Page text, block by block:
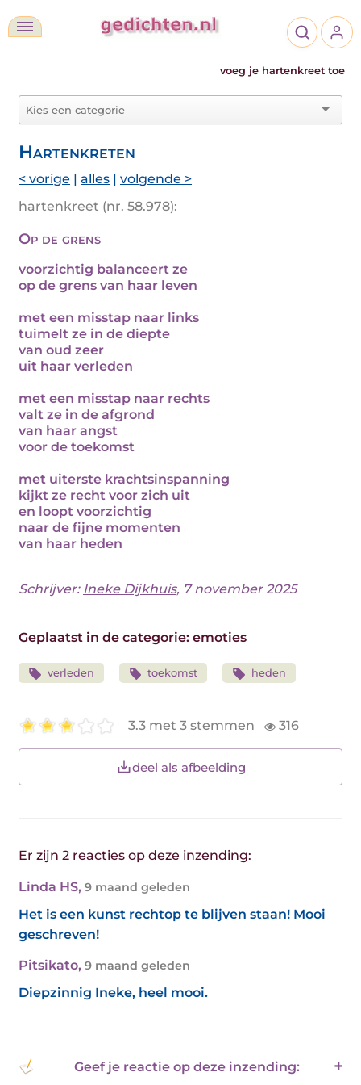
voeg je hartenkreet toe
Hartenkreten
< vorige | alles | volgende >
hartenkreet (nr. 58.978):
Op de grens
voorzichtig balanceert ze
op de grens van haar leven
met een misstap naar links
tuimelt ze in de diepte
van oud zeer
uit haar verleden
met een misstap naar rechts
valt ze in de afgrond
van haar angst
voor de toekomst
met uiterste krachtsinspanning
kijkt ze recht voor zich uit
en loopt voorzichtig
naar de fijne momenten
van haar heden
Schrijver: Ineke Dijkhuis, 7 november 2025
Geplaatst in de categorie: emoties
verleden toekomst heden
3.3 met 3 stemmen 316
deel als afbeelding
Er zijn 2 reacties op deze inzending:
Linda HS, 9 maand geleden
Het is een kunst rechtop te blijven staan! Mooi
geschreven!
Pitsikato, 9 maand geleden
Diepzinnig Ineke, heel mooi.
Geef je reactie op deze inzending: